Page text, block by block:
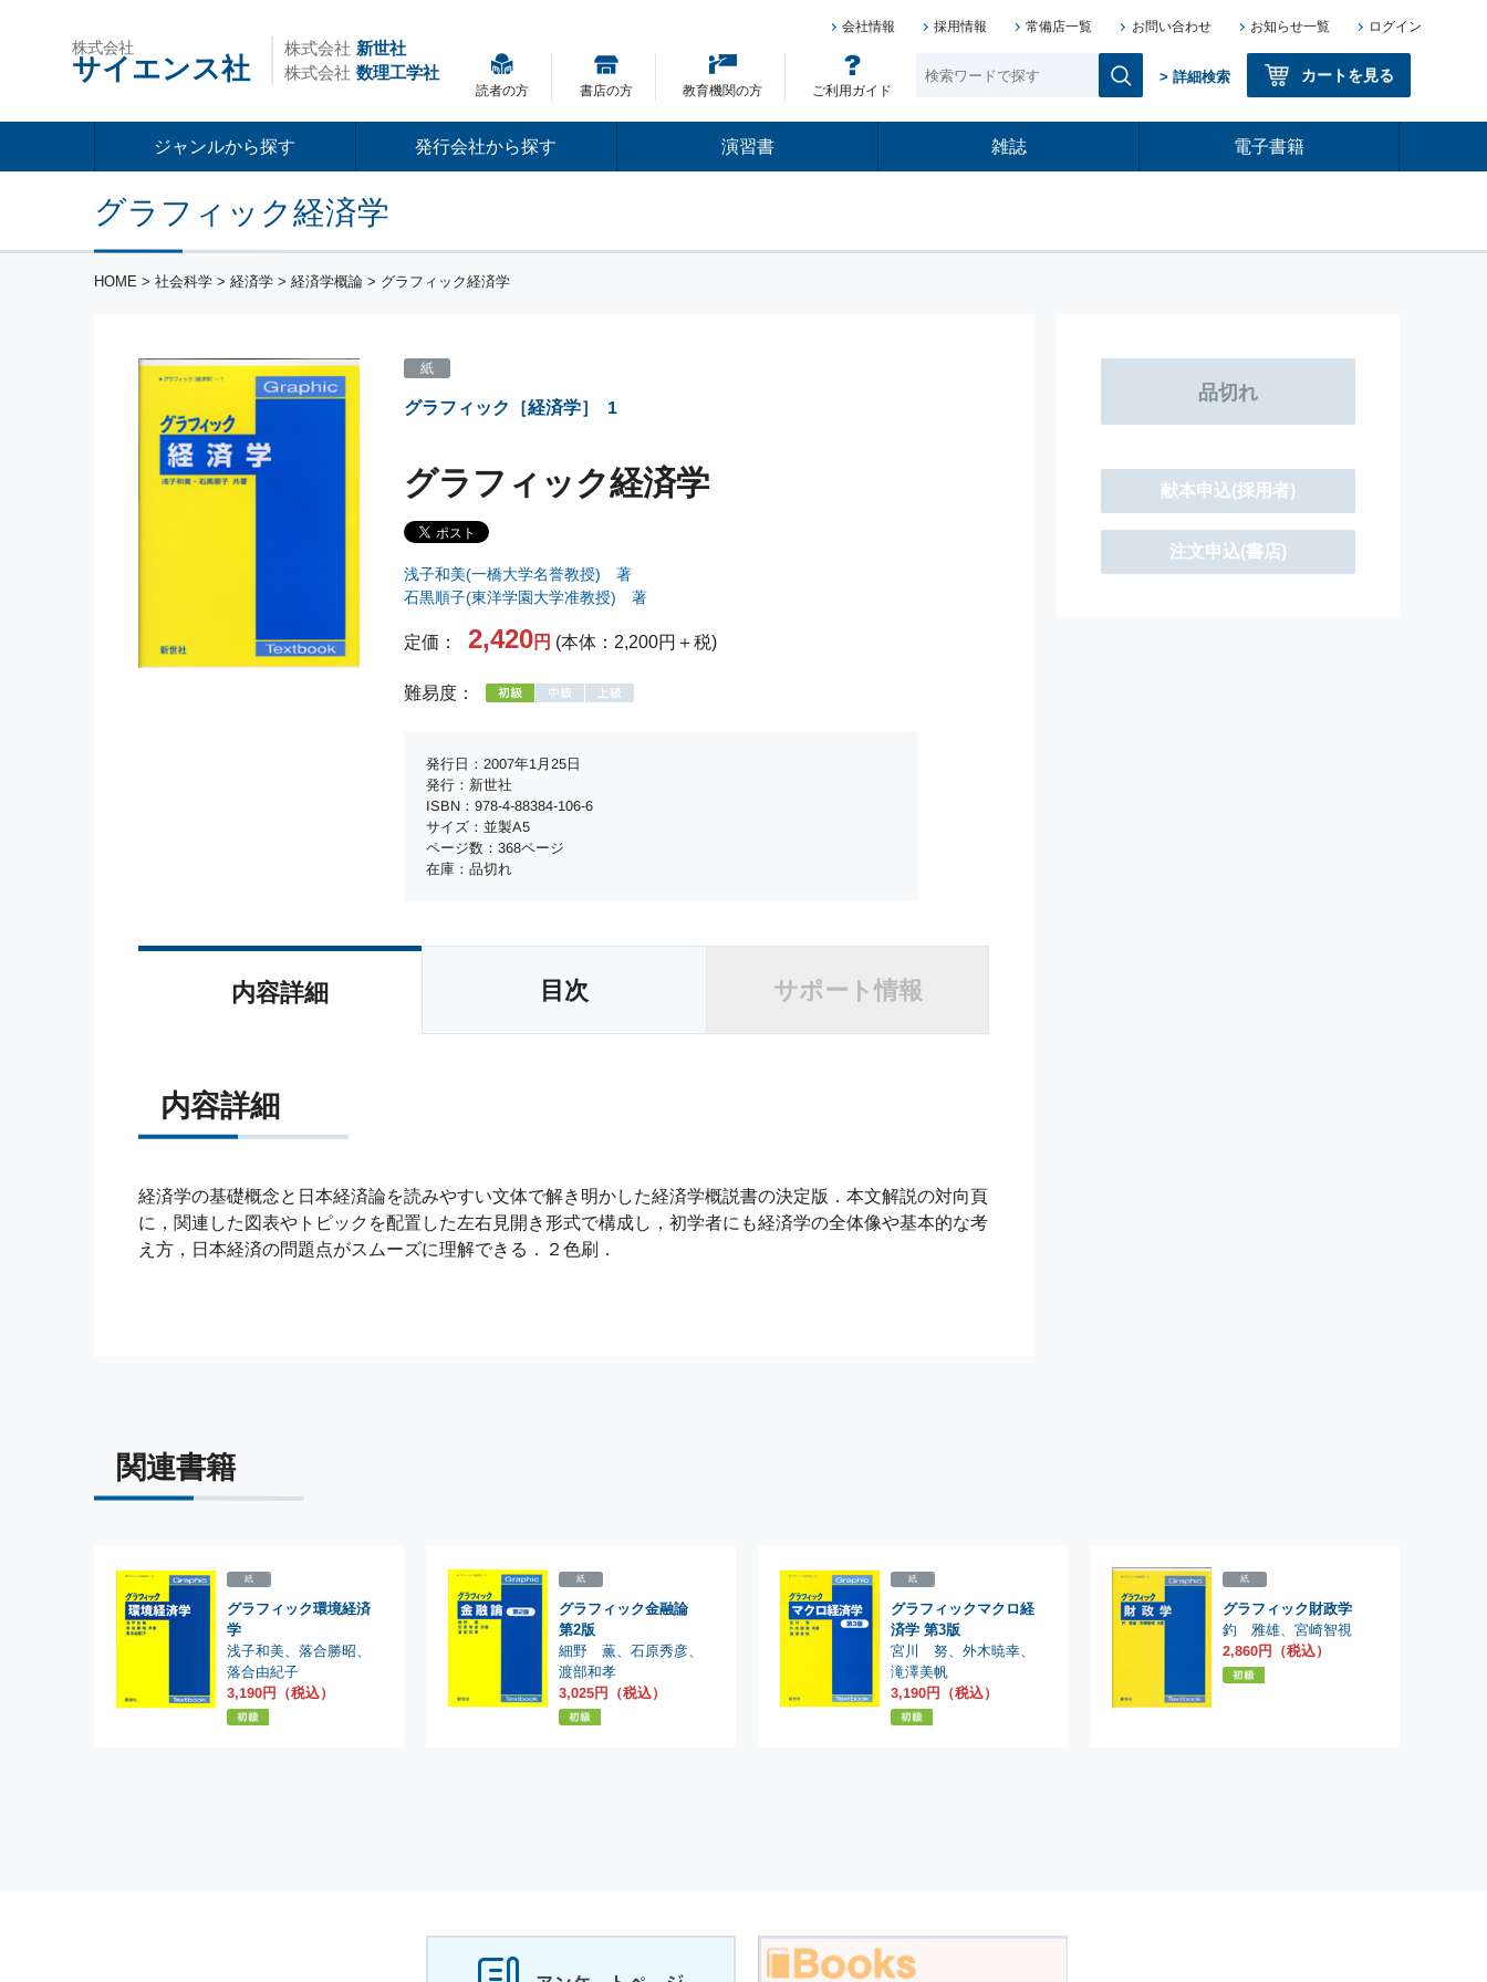
株式会社
サイエンス社
株式会社 新世社
株式会社 数理工学社
会社情報 採用情報 常備店一覧 お問い合わせ お知らせ一覧 ログイン
読者の方 書店の方 教育機関の方 ご利用ガイド
> 詳細検索 カートを見る
ジャンルから探す 発行会社から探す 演習書 雑誌 電子書籍
グラフィック経済学
HOME > 社会科学 > 経済学 > 経済学概論 > グラフィック経済学
紙
グラフィック［経済学］ 1
グラフィック経済学
浅子和美(一橋大学名誉教授) 著
石黒順子(東洋学園大学准教授) 著
定価： 2,420円 (本体：2,200円＋税)
難易度：
発行日：2007年1月25日
発行：新世社
ISBN：978-4-88384-106-6
サイズ：並製A5
ページ数：368ページ
在庫：品切れ
献本申込(採用者)
注文申込(書店)
内容詳細 目次 サポート情報
内容詳細
経済学の基礎概念と日本経済論を読みやすい文体で解き明かした経済学概説書の決定版．本文解説の対向頁
に，関連した図表やトピックを配置した左右見開き形式で構成し，初学者にも経済学の全体像や基本的な考
え方，日本経済の問題点がスムーズに理解できる．２色刷．
関連書籍
紙
グラフィック環境経済
学
浅子和美、落合勝昭、
落合由紀子
3,190円（税込）
紙
グラフィック金融論
第2版
細野 薫、石原秀彦、
渡部和孝
3,025円（税込）
紙
グラフィックマクロ経
済学 第3版
宮川 努、外木暁幸、
滝澤美帆
3,190円（税込）
紙
グラフィック財政学
釣 雅雄、宮崎智視
2,860円（税込）